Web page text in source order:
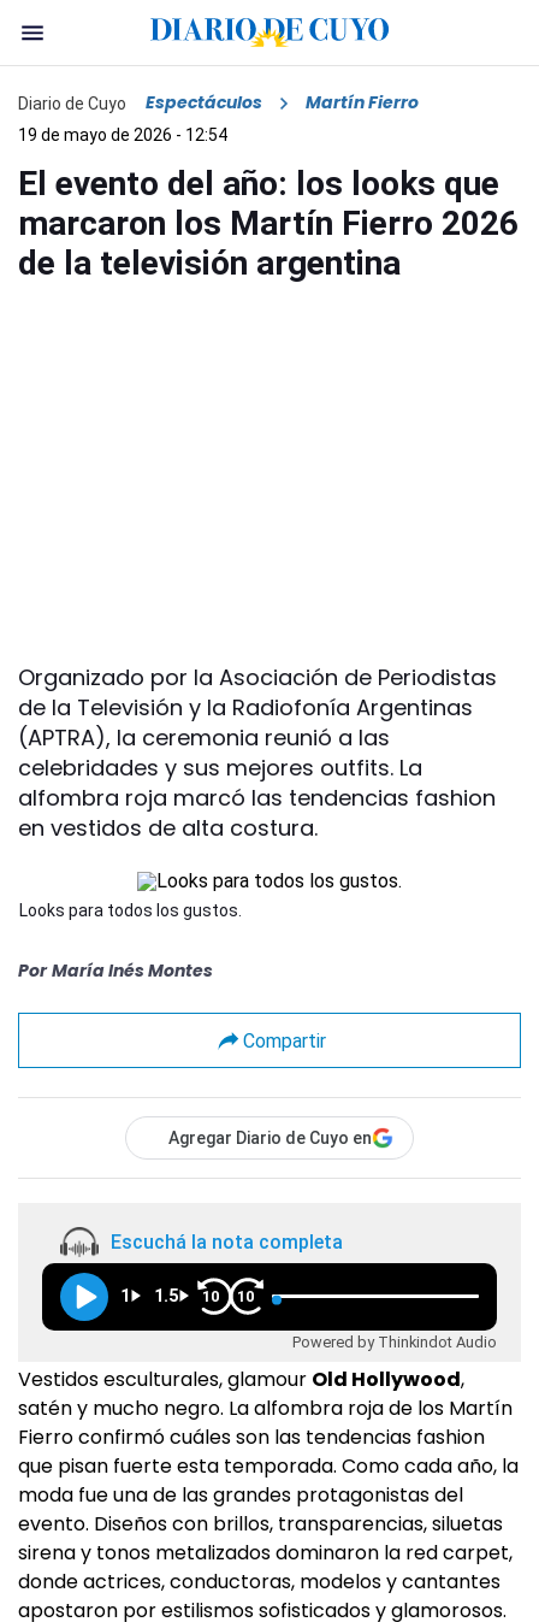
Diario de Cuyo Espectáculos Martín Fierro
19 de mayo de 2026 - 12:54
El evento del año: los looks que
marcaron los Martín Fierro 2026
de la televisión argentina
Organizado por la Asociación de Periodistas
de la Televisión y la Radiofonía Argentinas
(APTRA), la ceremonia reunió a las
celebridades y sus mejores outfits. La
alfombra roja marcó las tendencias fashion
en vestidos de alta costura.
Looks para todos los gustos.
Por María Inés Montes
Compartir
Agregar Diario de Cuyo en
Escuchá la nota completa
1 1.5 10 10
Powered by Thinkindot Audio
Vestidos esculturales, glamour Old Hollywood,
satén y mucho negro. La alfombra roja de los Martín
Fierro confirmó cuáles son las tendencias fashion
que pisan fuerte esta temporada. Como cada año, la
moda fue una de las grandes protagonistas del
evento. Diseños con brillos, transparencias, siluetas
sirena y tonos metalizados dominaron la red carpet,
donde actrices, conductoras, modelos y cantantes
apostaron por estilismos sofisticados y glamorosos.